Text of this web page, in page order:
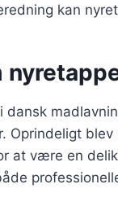
kan
dansk
Oprindeligt
at være en